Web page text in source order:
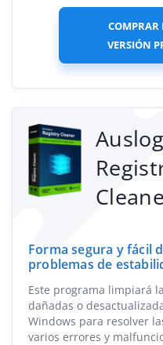
COMPRAR
VERSIÓN
Forma segura y fácil
problemas de
Este programa limpiará
dañadas o
Windows para resolver
varios errores y